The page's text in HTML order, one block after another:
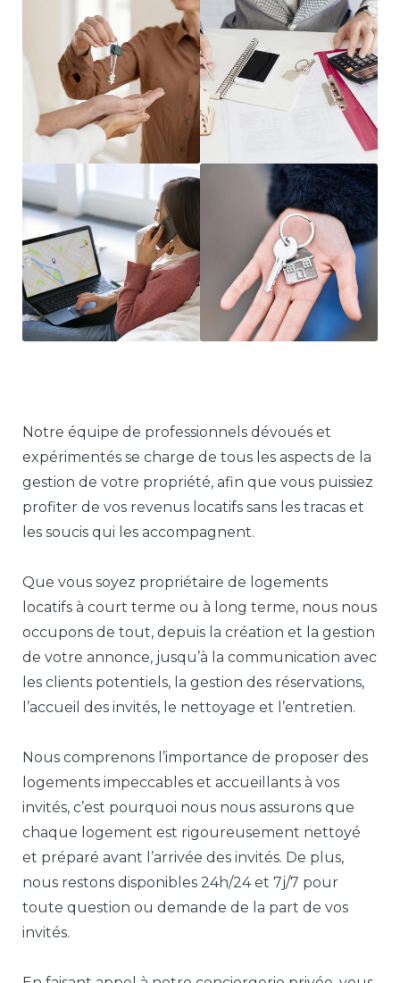
Notre équipe de professionnels dévoués et
expérimentés se charge de tous les aspects de la
gestion de votre propriété, afin que vous puissiez
profiter de vos revenus locatifs sans les tracas et
les soucis qui les accompagnent.
Que vous soyez propriétaire de logements
locatifs à court terme ou à long terme, nous nous
occupons de tout, depuis la création et la gestion
de votre annonce, jusqu’à la communication avec
les clients potentiels, la gestion des réservations,
l’accueil des invités, le nettoyage et l’entretien.
Nous comprenons l’importance de proposer des
logements impeccables et accueillants à vos
invités, c’est pourquoi nous nous assurons que
chaque logement est rigoureusement nettoyé
et préparé avant l’arrivée des invités. De plus,
nous restons disponibles 24h/24 et 7j/7 pour
toute question ou demande de la part de vos
invités.